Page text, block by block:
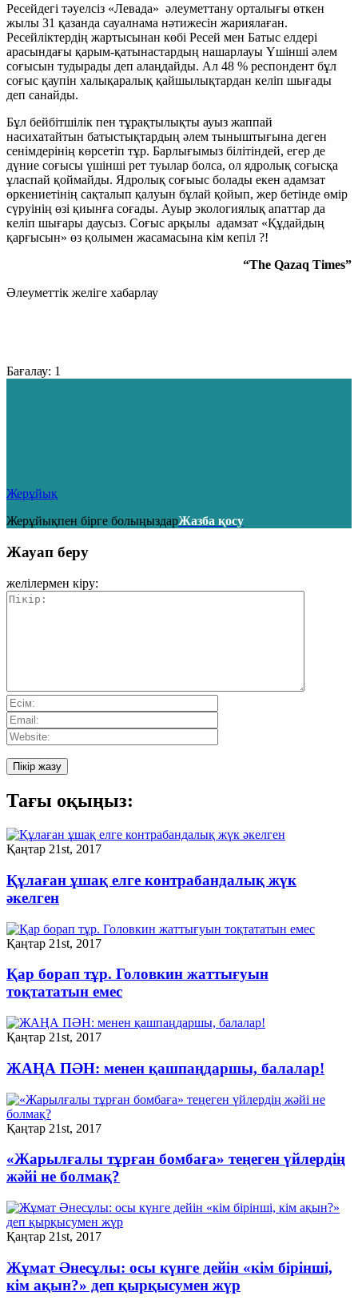
Ресейдегі тәуелсіз «Левада» әлеуметтану орталығы өткен
жылы 31 қазанда сауалнама нәтижесін жариялаған.
Ресейліктердің жартысынан көбі Ресей мен Батыс елдері
арасындағы қарым-қатынастардың нашарлауы Үшінші әлем
соғысын тудырады деп алаңдайды. Ал 48 % респондент бұл
соғыс қаупін халықаралық қайшылықтардан келіп шығады
деп санайды.
Бұл бейбітшілік пен тұрақтылықты ауыз жаппай
насихатайтын батыстықтардың әлем тыныштығына деген
сенімдерінің көрсетіп тұр. Барлығымыз білітіндей, егер де
дүние соғысы үшінші рет туылар болса, ол ядролық соғысқа
ұласпай қоймайды. Ядролық соғыыс болады екен адамзат
өркениетінің сақталып қалуын бұлай қойып, жер бетінде өмір
сүруінің өзі қиынға соғады. Ауыр экологиялық апаттар да
келіп шығары даусыз. Соғыс арқылы адамзат «Құдайдың
қарғысын» өз қолымен жасамасына кім кепіл ?!
“The Qazaq Times”
Әлеуметтік желіге хабарлау
Бағалау: 1
Жерұйық
Жерұйықпен бірге болыңыздарЖазба қосу
Жауап беру
желілермен кіру:
Тағы оқыңыз:
Қаңтар 21st, 2017
Құлаған ұшақ елге контрабандалық жүк
әкелген
Қаңтар 21st, 2017
Қар борап тұр. Головкин жаттығуын
тоқтататын емес
Қаңтар 21st, 2017
ЖАҢА ПӘН: менен қашпаңдаршы, балалар!
Қаңтар 21st, 2017
«Жарылғалы тұрған бомбаға» теңеген үйлердің
жәйі не болмақ?
Қаңтар 21st, 2017
Жұмат Әнесұлы: осы күнге дейін «кім бірінші,
кім ақын?» деп қырқысумен жүр